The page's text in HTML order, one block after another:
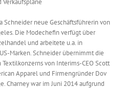
Schneider neue Geschäftsführerin von
Die Modechefin verfügt über
und arbeitete u.a. in
Marken. Schneider übernimmt die
von Interims-CEO Scott
Apparel und Firmengründer Dov
Charney war im Juni 2014 aufgrund